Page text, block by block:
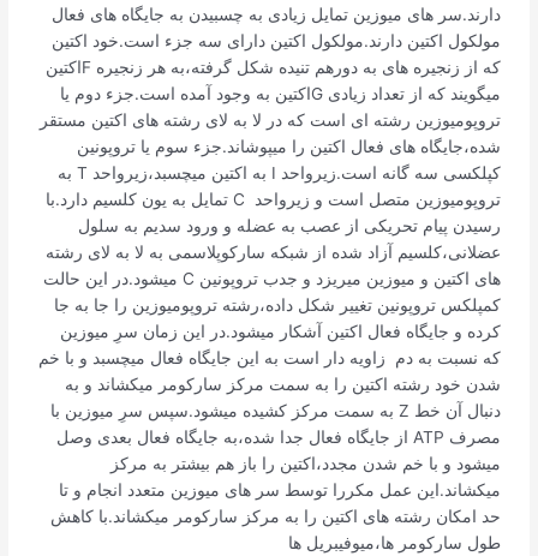
دارند.سر های میوزین تمایل زیادی به چسبیدن به جایگاه های فعال
مولکول اکتین دارند.مولکول اکتین دارای سه جزء است.‌خود اکتین
که از زنجیره های به دورهم تنیده شکل گرفته،به هر زنجیره Fاکتین
میگویند که از تعداد زیادی Gاکتین به وجود آمده است.جزء دوم یا
تروپومیوزین رشته ای است که در لا به لای رشته های اکتین مستقر
شده،جایگاه های فعال اکتین را میپوشاند.جزء سوم یا تروپونین
کپلکسی سه گانه است.زیرواحد I به اکتین میچسبد،زیرواحد T به
تروپومیوزین متصل است و زیرواحد C تمایل به یون کلسیم دارد.با
رسیدن پیام تحریکی از عصب به عضله و ورود سدیم به سلول
عضلانی،کلسیم آزاد شده از شبکه سارکوپلاسمی به لا به لای رشته
های اکتین و میوزین میریزد‌ و جدب تروپونین C میشود.در این حالت
کمپلکس تروپونین تغییر شکل داده،رشته تروپومیوزین را جا به جا
کرده و جایگاه فعال اکتین آشکار میشود.در این زمان سرِ میوزین
که نسبت به دم زاویه دار است به این جایگاه فعال میچسبد و با خم
شدن خود رشته اکتین را به سمت مرکز سارکومر میکشاند‌ و به
دنبال آن خط Z به سمت مرکز کشیده میشود.سپس سرِ میوزین با
مصرف ATP از جایگاه فعال جدا شده،به جایگاه فعال بعدی وصل
میشود و با خم شدن مجدد،ا‌کتین را باز هم بیشتر به مرکز
میکشاند.این عمل مکررا توسط سر های میوزین متعدد انجام و تا
حد امکان رشته های اکتین را به مرکز سارکومر میکشاند.با کاهش
طول سارکومر ها،میوفیبریل ها